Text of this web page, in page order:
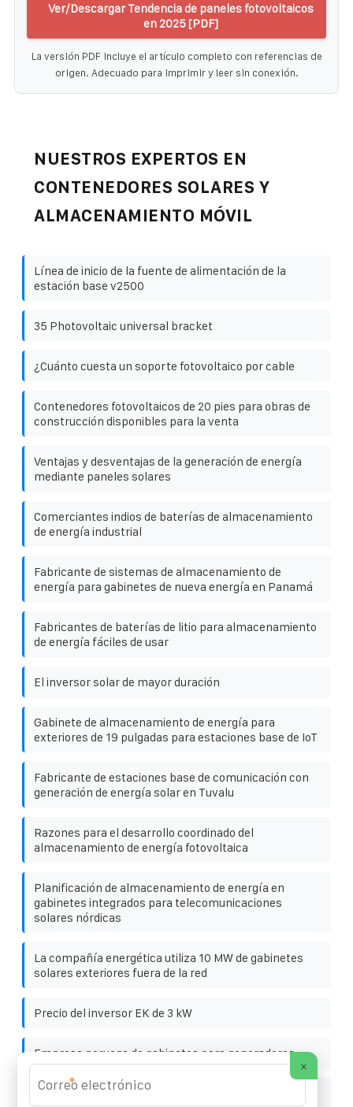
Ver/Descargar Tendencia de paneles fotovoltaicos
en 2025 [PDF]
La versión PDF incluye el artículo completo con referencias de
origen. Adecuado para imprimir y leer sin conexión.
NUESTROS EXPERTOS EN
CONTENEDORES SOLARES Y
ALMACENAMIENTO MÓVIL
Línea de inicio de la fuente de alimentación de la
estación base v2500
35 Photovoltaic universal bracket
¿Cuánto cuesta un soporte fotovoltaico por cable
Contenedores fotovoltaicos de 20 pies para obras de
construcción disponibles para la venta
Ventajas y desventajas de la generación de energía
mediante paneles solares
Comerciantes indios de baterías de almacenamiento
de energía industrial
Fabricante de sistemas de almacenamiento de
energía para gabinetes de nueva energía en Panamá
Fabricantes de baterías de litio para almacenamiento
de energía fáciles de usar
El inversor solar de mayor duración
Gabinete de almacenamiento de energía para
exteriores de 19 pulgadas para estaciones base de IoT
Fabricante de estaciones base de comunicación con
generación de energía solar en Tuvalu
Razones para el desarrollo coordinado del
almacenamiento de energía fotovoltaica
Planificación de almacenamiento de energía en
gabinetes integrados para telecomunicaciones
solares nórdicas
La compañía energética utiliza 10 MW de gabinetes
solares exteriores fuera de la red
Precio del inversor EK de 3 kW
Empresa noruega de gabinetes para generadores
¿Cómo es el trabajo de reemplazo de paneles
×
*